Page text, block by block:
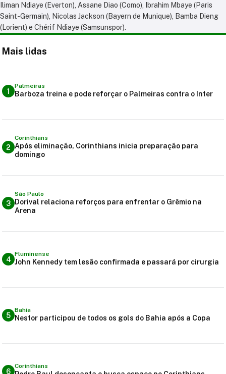
Iliman Ndiaye (Everton), Assane Diao (Como), Ibrahim Mbaye (Paris
Saint-Germain), Nicolas Jackson (Bayern de Munique), Bamba Dieng
(Lorient) e Chérif Ndiaye (Samsunspor).
Mais lidas
1
Palmeiras
Barboza treina e pode reforçar o Palmeiras contra o Inter
2
Corinthians
Após eliminação, Corinthians inicia preparação para
domingo
3
São Paulo
Dorival relaciona reforços para enfrentar o Grêmio na
Arena
4
Fluminense
John Kennedy tem lesão confirmada e passará por cirurgia
5
Bahia
Nestor participou de todos os gols do Bahia após a Copa
6
Corinthians